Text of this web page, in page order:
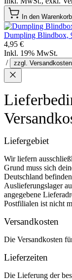
In den Warenkorb
Dumpling Blindbox,
4,95 €
Inkl. 19% MwSt.
/
zzgl. Versandkosten
Liefergebiet
Wir liefern
Grund muss sich
Deutschland
Auslieferungslager
angegebene
Postfilialen ist nicht
Versandkosten
Die Versandkosten
Lieferzeiten
Die Lieferung der